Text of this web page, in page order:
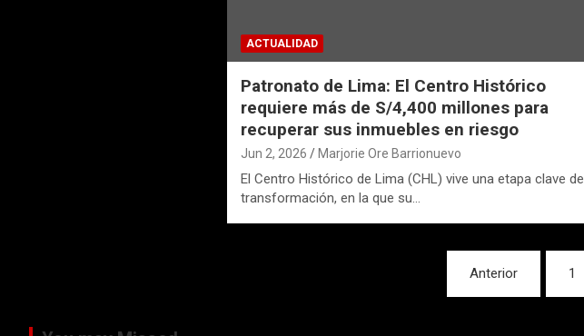
ACTUALIDAD
Patronato de Lima: El Centro Histórico
requiere más de S/4,400 millones para
recuperar sus inmuebles en riesgo
Jun 2, 2026 Marjorie Ore Barrionuevo
El Centro Histórico de Lima (CHL) vive una etapa clave de
transformación, en la que su…
Anterior 1